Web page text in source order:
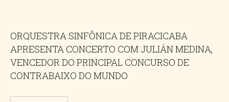
ORQUESTRA SINFÔNICA DE PIRACICABA
APRESENTA CONCERTO COM JULIÁN MEDINA,
VENCEDOR DO PRINCIPAL CONCURSO DE
CONTRABAIXO DO MUNDO